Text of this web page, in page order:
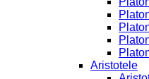
Aristotele